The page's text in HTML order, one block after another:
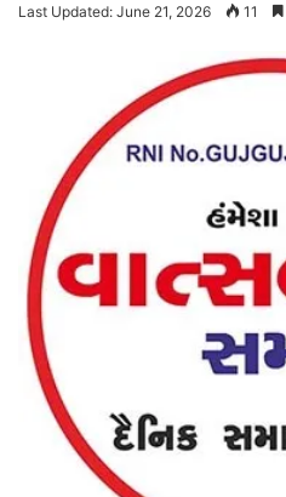
Last Updated: June 21, 2026 11